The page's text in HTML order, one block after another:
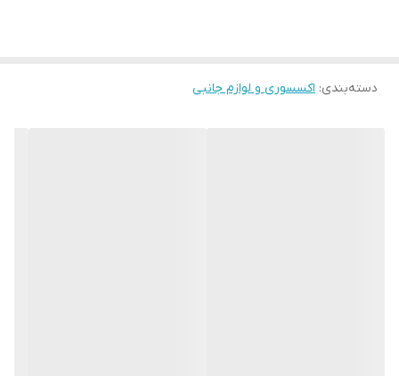
دسته‌بندی: اکسسوری و لوازم جانبی